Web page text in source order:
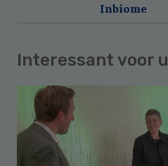
Inbiome
Interessant voor u